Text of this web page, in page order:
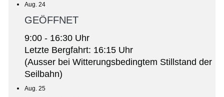
Aug. 24
GEÖFFNET
9:00 - 16:30 Uhr
Letzte Bergfahrt: 16:15 Uhr
(Ausser bei Witterungsbedingtem Stillstand der
Seilbahn)
Aug. 25